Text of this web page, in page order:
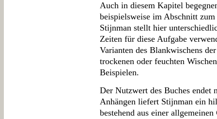
Auch in diesem Kapitel
beispielsweise im Abschnitt
Stijnman stellt hier
Zeiten für diese Aufgabe
Varianten des Blankwischens
trockenen oder feuchten
Beispielen.
Der Nutzwert des Buches
Anhängen liefert Stijnman ein
bestehend aus einer